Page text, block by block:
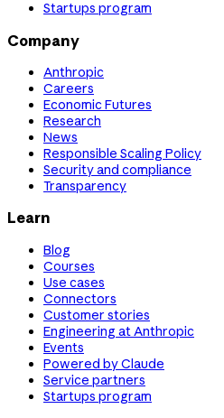
Startups program
Company
Anthropic
Careers
Economic Futures
Research
News
Responsible Scaling Policy
Security and compliance
Transparency
Learn
Blog
Courses
Use cases
Connectors
Customer stories
Engineering at Anthropic
Events
Powered by Claude
Service partners
Startups program